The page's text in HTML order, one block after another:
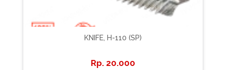
KNIFE, H-110 (SP)
20.000